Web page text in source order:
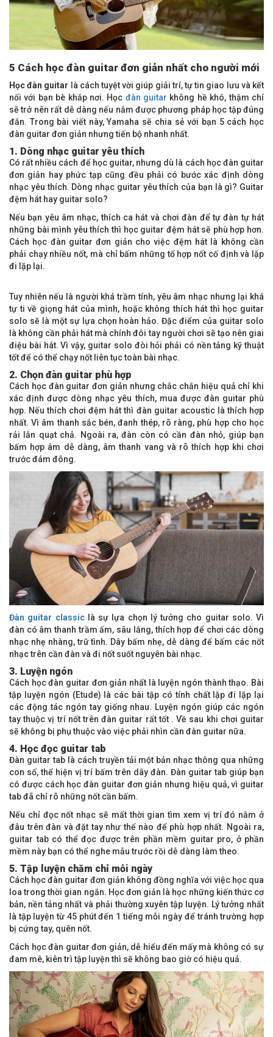
5 Cách học đàn guitar đơn giản nhất cho người mới
Học đàn guitar là cách tuyệt vời giúp giải trí, tự tin giao lưu và kết
nối với bạn bè khắp nơi. Học đàn guitar không hề khó, thậm chí
sẽ trở nên rất dễ dàng nếu nắm được phương pháp học tập đúng
đắn. Trong bài viết này, Yamaha sẽ chia sẻ với bạn 5 cách học
đàn guitar đơn giản nhưng tiến bộ nhanh nhất.
1. Dòng nhạc guitar yêu thích
Có rất nhiều cách để học guitar, nhưng dù là cách học đàn guitar
đơn giản hay phức tạp cũng đều phải có bước xác định dòng
nhạc yêu thích. Dòng nhạc guitar yêu thích của bạn là gì? Guitar
đệm hát hay guitar solo?
Nếu bạn yêu âm nhạc, thích ca hát và chơi đàn để tự đàn tự hát
những bài mình yêu thích thì học guitar đệm hát sẽ phù hợp hơn.
Cách học đàn guitar đơn giản cho việc đệm hát là không cần
phải chạy nhiều nốt, mà chỉ bấm những tổ hợp nốt cố định và lặp
đi lặp lại.
Tuy nhiên nếu là người khá trầm tính, yêu âm nhạc nhưng lại khá
tự ti về giọng hát của mình, hoặc không thích hát thì học guitar
solo sẽ là một sự lựa chọn hoàn hảo. Đặc điểm của guitar solo
là không cần phải hát mà chính đôi tay người chơi sẽ tạo nên giai
điệu bài hát. Vì vậy, guitar solo đòi hỏi phải có nền tảng kỹ thuật
tốt để có thể chạy nốt liên tục toàn bài nhạc.
2. Chọn đàn guitar phù hợp
Cách học đàn guitar đơn giản nhưng chắc chắn hiệu quả chỉ khi
xác định được dòng nhạc yêu thích, mua được đàn guitar phù
hợp. Nếu thích chơi đệm hát thì đàn guitar acoustic là thích hợp
nhất. Vì âm thanh sắc bén, đanh thép, rõ ràng, phù hợp cho học
rải lẫn quạt chả. Ngoài ra, đàn còn có cần đàn nhỏ, giúp bạn
bấm hợp âm dễ dàng, âm thanh vang và rõ thích hợp khi chơi
trước đám đông.
Đàn guitar classiclà sự lựa chọn lý tưởng cho guitar solo. Vì
đàn có âm thanh trầm ấm, sâu lắng, thích hợp để chơi các dòng
nhạc nhẹ nhàng, trữ tình. Dây bấm nhẹ, dễ dàng để bấm các nốt
nhạc trên cần đàn và đi nốt suốt nguyên bài nhạc.
3. Luyện ngón
Cách học đàn guitar đơn giản nhất là luyện ngón thành thạo. Bài
tập luyện ngón (Etude) là các bài tập có tính chất lặp đi lặp lại
các động tác ngón tay giống nhau. Luyện ngón giúp các ngón
tay thuộc vị trí nốt trên đàn guitar rất tốt . Về sau khi chơi guitar
sẽ không bị phụ thuộc vào việc phải nhìn cần đàn guitar nữa.
4. Học đọc guitar tab
Đàn guitar tab là cách truyền tải một bản nhạc thông qua những
con số, thể hiện vị trí bấm trên dây đàn. Đàn guitar tab giúp bạn
có được cách học đàn guitar đơn giản nhưng hiệu quả, vì guitar
tab đã chỉ rõ những nốt cần bấm.
Nếu chỉ đọc nốt nhạc sẽ mất thời gian tìm xem vị trí đó nằm ở
đâu trên đàn và đặt tay như thế nào để phù hợp nhất. Ngoài ra,
guitar tab có thể đọc được trên phần mềm guitar pro, ở phần
mềm này bạn có thể nghe mẫu trước rồi dễ dàng làm theo.
5. Tập luyện chăm chỉ mỗi ngày
Cách học đàn guitar đơn giản không đồng nghĩa với việc học qua
loa trong thời gian ngắn. Học đơn giản là học những kiến thức cơ
bản, nền tảng nhất và phải thường xuyên tập luyện. Lý tưởng nhất
là tập luyện từ 45 phút đến 1 tiếng mỗi ngày để tránh trường hợp
bị cứng tay, quên nốt.
Cách học đàn guitar đơn giản, dễ hiểu đến mấy mà không có sự
đam mê, kiên trì tập luyện thì sẽ không bao giờ có hiệu quả.